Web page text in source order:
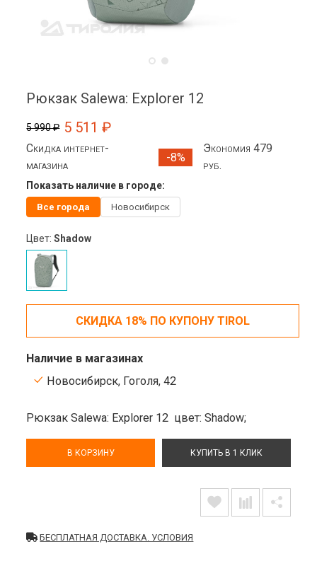
Рюкзак Salewa: Explorer 12
5 990 ₽ 5 511 ₽
Скидка интернет-
магазина
-8%
Экономия 479
руб.
Показать наличие в городе:
Все города Новосибирск
Цвет:Shadow
СКИДКА 18% ПО КУПОНУ TIROL
Наличие в магазинах
Новосибирск, Гоголя, 42
Рюкзак Salewa: Explorer 12 цвет: Shadow;
В КОРЗИНУ КУПИТЬ В 1 КЛИК
БЕСПЛАТНАЯ ДОСТАВКА. УСЛОВИЯ